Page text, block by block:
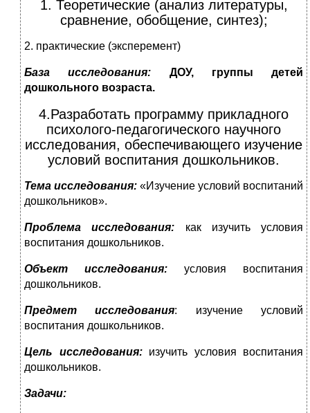
1. Теоретические (анализ литературы,
сравнение, обобщение, синтез);
2. практические (эксперемент)
База исследования: ДОУ, группы детей
дошкольного возраста.
4.Разработать программу прикладного
психолого-педагогического научного
исследования, обеспечивающего изучение
условий воспитания дошкольников.
Тема исследования: «Изучение условий воспитаний
дошкольников».
Проблема исследования: как изучить условия
воспитания дошкольников.
Объект исследования: условия воспитания
дошкольников.
Предмет исследования: изучение условий
воспитания дошкольников.
Цель исследования:изучить условия воспитания
дошкольников.
Задачи: